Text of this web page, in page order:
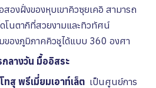
องฝั่งของหุบเขาคิวซุยเคอิ สามารถ
โนตากิที่สวยงามและทิวทัศน์
ของภูมิภาคคิวชูได้แบบ 360 องศา
ลางวัน มื้ออิสระ
ทสุ พรีเมี่ยมเอาท์เล็ต เป็นศูนย์การ